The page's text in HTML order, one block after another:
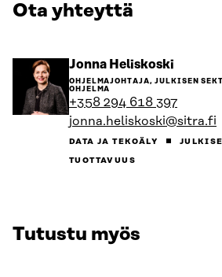
Ota yhteyttä
Jonna Heliskoski
OHJELMAJOHTAJA, JULKISEN
OHJELMA
+358 294 618 397
jonna.heliskoski@sitra.fi
DATA JA TEKOÄLY
TUOTTAVUUS
Tutustu myös